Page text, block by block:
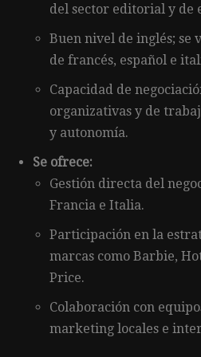
del sector editorial y de
Buen nivel de inglés; se
de francés, español e
Capacidad de
organizativas y de
y autonomía.
Se ofrece:
Gestión directa del
Francia e Italia.
Participación en la
marcas como Barbie,
Price.
Colaboración con
marketing locales e